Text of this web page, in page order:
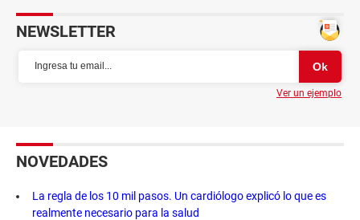
NEWSLETTER
Ver un ejemplo
NOVEDADES
La regla de los 10 mil pasos. Un cardiólogo explicó lo que es
realmente necesario para la salud